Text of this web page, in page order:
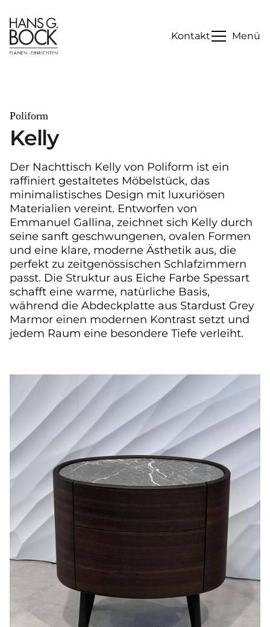
Kontakt Menü
Poliform
Kelly
Der Nachttisch Kelly von Poliform ist ein
raffiniert gestaltetes Möbelstück, das
minimalistisches Design mit luxuriösen
Materialien vereint. Entworfen von
Emmanuel Gallina, zeichnet sich Kelly durch
seine sanft geschwungenen, ovalen Formen
und eine klare, moderne Ästhetik aus, die
perfekt zu zeitgenössischen Schlafzimmern
passt. Die Struktur aus Eiche Farbe Spessart
schafft eine warme, natürliche Basis,
während die Abdeckplatte aus Stardust Grey
Marmor einen modernen Kontrast setzt und
jedem Raum eine besondere Tiefe verleiht.